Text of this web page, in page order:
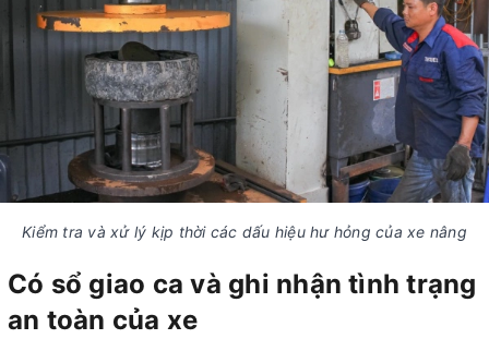
Kiểm tra và xử lý kịp thời các dấu hiệu hư hỏng của xe nâng
Có sổ giao ca và ghi nhận tình trạng
an toàn của xe